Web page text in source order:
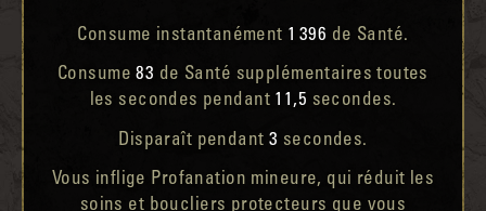
Consume instantanément 1 396 de Santé.
Consume83 de Santé supplémentaires toutes
les secondes pendant 11,5 secondes.
Disparaît pendant 3 secondes.
Vous inflige Profanation mineure, qui réduit les
soins et boucliers protecteurs que vous